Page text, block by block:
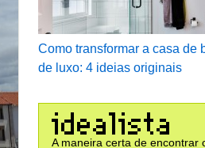
Como transformar a casa de
de luxo: 4 ideias originais